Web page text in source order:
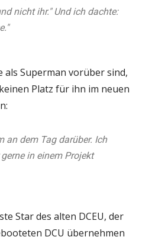
nicht ihr." Und ich dachte:
als Superman vorüber sind,
Platz für ihn im neuen
an dem Tag darüber. Ich
in einem Projekt
Star des alten DCEU, der
DCU übernehmen